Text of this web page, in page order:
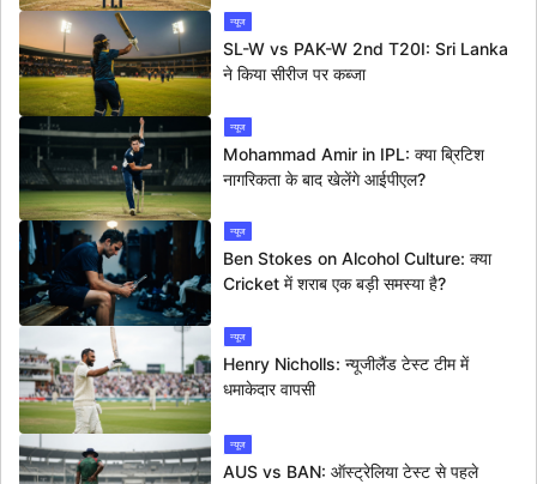
न्यूज
SL-W vs PAK-W 2nd T20I: Sri Lanka
ने किया सीरीज पर कब्जा
न्यूज
Mohammad Amir in IPL: क्या ब्रिटिश
नागरिकता के बाद खेलेंगे आईपीएल?
न्यूज
Ben Stokes on Alcohol Culture: क्या
Cricket में शराब एक बड़ी समस्या है?
न्यूज
Henry Nicholls: न्यूजीलैंड टेस्ट टीम में
धमाकेदार वापसी
न्यूज
AUS vs BAN: ऑस्ट्रेलिया टेस्ट से पहले